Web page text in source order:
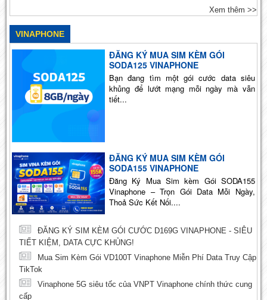
Xem thêm >>
VINAPHONE
ĐĂNG KÝ MUA SIM KÈM GÓI
SODA125 VINAPHONE
Bạn đang tìm một gói cước data siêu
khủng để lướt mạng mỗi ngày mà vẫn
tiết...
ĐĂNG KÝ MUA SIM KÈM GÓI
SODA155 VINAPHONE
Đăng Ký Mua Sim kèm Gói SODA155
Vinaphone – Trọn Gói Data Mỗi Ngày,
Thoả Sức Kết Nối....
ĐĂNG KÝ SIM KÈM GÓI CƯỚC D169G VINAPHONE - SIÊU
TIẾT KIỆM, DATA CỰC KHỦNG!
Mua Sim Kèm Gói VD100T Vinaphone Miễn Phí Data Truy Cập
TikTok
Vinaphone 5G siêu tốc của VNPT Vinaphone chính thức cung
cấp